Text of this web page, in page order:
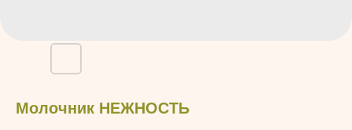
Молочник НЕЖНОСТЬ